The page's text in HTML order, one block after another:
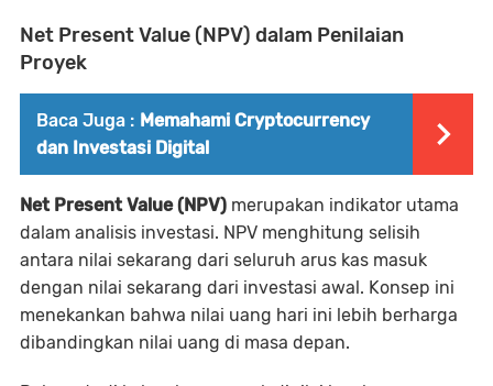
Net Present Value (NPV) dalam Penilaian
Proyek
Baca Juga : Memahami Cryptocurrency
dan Investasi Digital
Net Present Value (NPV) merupakan indikator utama
dalam analisis investasi. NPV menghitung selisih
antara nilai sekarang dari seluruh arus kas masuk
dengan nilai sekarang dari investasi awal. Konsep ini
menekankan bahwa nilai uang hari ini lebih berharga
dibandingkan nilai uang di masa depan.